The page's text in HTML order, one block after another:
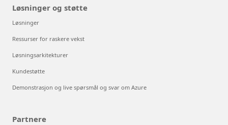
Løsninger og støtte
Løsninger
Ressurser for raskere vekst
Løsningsarkitekturer
Kundestøtte
Demonstrasjon og live spørsmål og svar om Azure
Partnere